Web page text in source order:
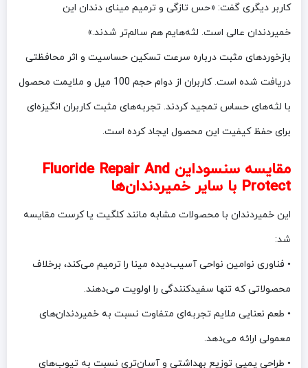
کاربر دیگری گفت: «حس تازگی و ترمیم مینای دندان این
خمیردندان عالی است. لثه‌هایم هم سالم‌تر شدند.»
بازخوردهای مثبت درباره سرعت تسکین حساسیت و اثر محافظتی
دریافت شده است. کاربران از دوام حجم 100 میل و ملایمت محصول
با لثه‌های حساس تمجید کردند. تجربه‌های مثبت کاربران انگیزه‌ای
برای حفظ کیفیت این محصول ایجاد کرده است.
مقایسه سنسوداین Fluoride Repair And
Protect با سایر خمیردندان‌ها
این خمیردندان با محصولات مشابه مانند کلگیت یا کرست مقایسه
شد:
• فناوری نوامین نواحی آسیب‌دیده مینا را ترمیم می‌کند، برخلاف
محصولاتی که تنها سفیدکنندگی را اولویت می‌دهند.
• طعم نعنایی ملایم تجربه‌ای متفاوت نسبت به خمیردندان‌های
معمولی ارائه می‌دهد.
• طراحی پمپی توزیع بهداشتی و آسان‌تری نسبت به تیوب‌های